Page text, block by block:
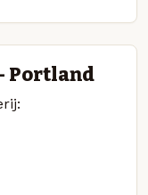
Portland